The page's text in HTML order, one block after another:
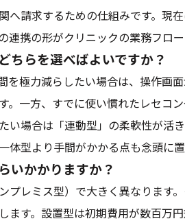
へ請求するための仕組みです。現
連携の形がクリニックの業務フロ
ちらを選べばよいですか？
を極力減らしたい場合は、操作画
。一方、すでに使い慣れたレセコ
い場合は「連動型」の柔軟性が活
体型より手間がかかる点も念頭に
いかかりますか？
プレミス型）で大きく異なります
ます。設置型は初期費用が数百万